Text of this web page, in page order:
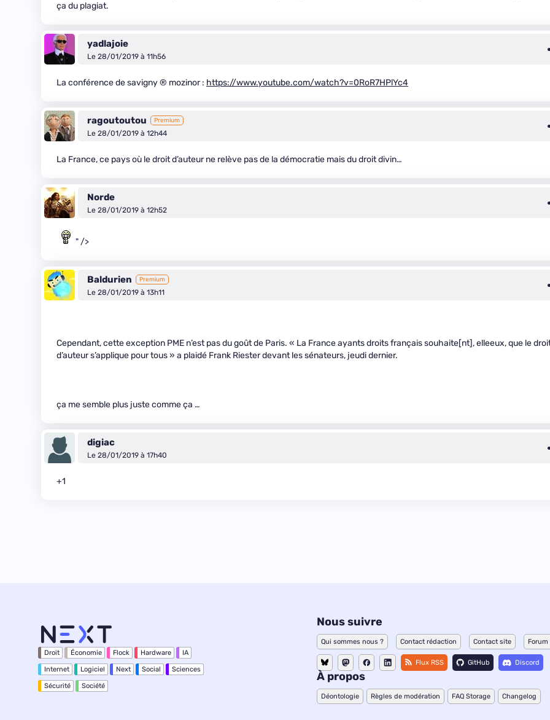
ça du plagiat.
yadlajoie
Le 28/01/2019 à 11h56
La conférence de savigny ® mozinor : https://www.youtube.com/watch?v=0RoR7HPlYc4
ragoutoutou Premium
Le 28/01/2019 à 12h44
La France, ce pays où le droit d’auteur ne relève pas de la démocratie mais du droit divin…
Norde
Le 28/01/2019 à 12h52
" />
Baldurien Premium
Le 28/01/2019 à 13h11
Cependant, cette exception PME n’est pas du goût de Paris. « La France ayants droits français souhaite[nt], elleeux, que le
d’auteur s’applique pour tous » a plaidé Frank Riester devant les sénateurs, jeudi dernier.
ça me semble plus juste comme ça …
digiac
Le 28/01/2019 à 17h40
+1
Droit Économie Flock Hardware IA
Internet Logiciel Next Social Sciences
Sécurité Société
Nous suivre
Qui sommes nous ? Contact rédaction Contact site Forum
Flux RSS GitHub Discord
À propos
Déontologie Règles de modération FAQ Storage Changelog